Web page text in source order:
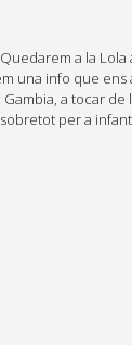
a la
una info que
a tocar
per a